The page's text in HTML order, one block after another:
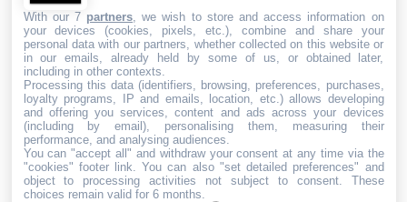
6,20
€
HT
Protéger la têtes avec un calot en papier jetble permet de
réduire le risque de chute de cheveux dans les…
19 En stock
Ajouter au panier
-100%
With our 7 partners , we wish to store and access information on
your devices (cookies, pixels, etc.), combine and share your
personal data with our partners, whether collected on this website or
in our emails, already held by some of us, or obtained later,
including in other contexts.
Processing this data (identifiers, browsing, preferences, purchases,
loyalty programs, IP and emails, location, etc.) allows developing
and offering you services, content and ads across your devices
(including by email), personalising them, measuring their
performance, and analysing audiences.
You can "accept all" and withdraw your consent at any time via the
"cookies" footer link . You can also "set detailed preferences" and
object to processing activities not subject to consent. These
choices remain valid for 6 months.